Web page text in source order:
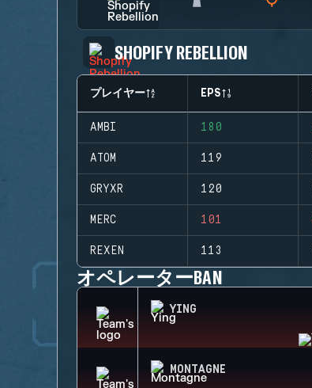
SHOPIFY REBELLION
プレイヤー EPS
AMBI 180
ATOM 119
GRYXR 120
MERC 101
REXEN 113
オペレーターBAN
YING
MONTAGNE